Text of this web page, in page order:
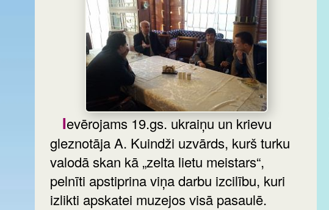
Ievērojams 19.gs. ukraiņu un krievu
gleznotāja A. Kuindži uzvārds, kurš turku
valodā skan kā „zelta lietu meistars“,
pelnīti apstiprina viņa darbu izcilību, kuri
izlikti apskatei muzejos visā pasaulē.